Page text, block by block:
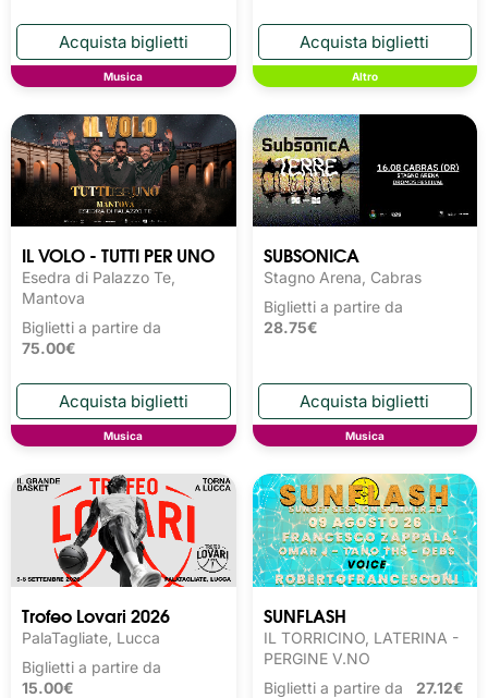
Musica Altro
IL VOLO - TUTTI PER UNO
Esedra di Palazzo Te,
Mantova
Biglietti a partire da
75.00€
Musica
SUBSONICA
Stagno Arena, Cabras
Biglietti a partire da
28.75€
Musica
Trofeo Lovari 2026
PalaTagliate, Lucca
Biglietti a partire da
15.00€
SUNFLASH
IL TORRICINO, LATERINA -
PERGINE V.NO
Biglietti a partire da 27.12€